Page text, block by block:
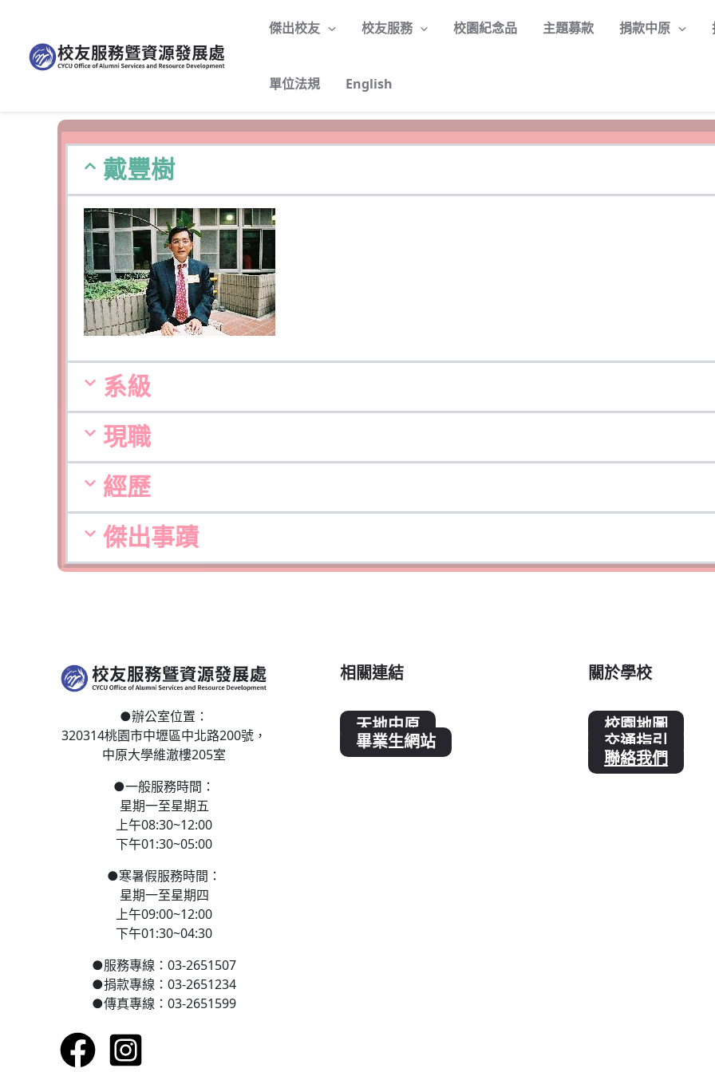
傑出校友 校友服務 校園紀念品 主題募款 捐款中原
單位法規 English
戴豐樹
系級
現職
經歷
傑出事蹟
●辦公室位置：
320314桃園市中壢區中北路200號，
中原大學維澈樓205室
●一般服務時間：
星期一至星期五
上午08:30~12:00
下午01:30~05:00
●寒暑假服務時間：
星期一至星期四
上午09:00~12:00
下午01:30~04:30
●服務專線：03-2651507
●捐款專線：03-2651234
●傳真專線：03-2651599
相關連結
天地中原
畢業生網站
關於學校
校園地圖
交通指引
聯絡我們